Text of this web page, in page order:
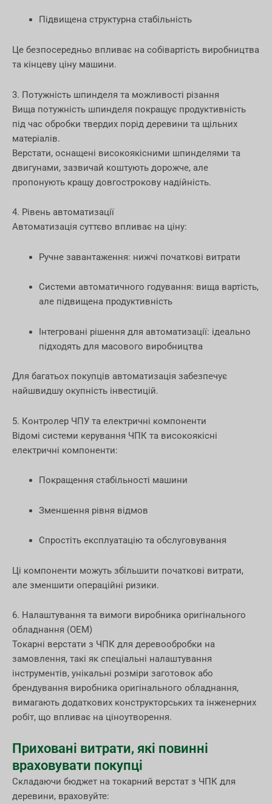
Підвищена структурна стабільність
Це безпосередньо впливає на собівартість виробництва
та кінцеву ціну машини.
3. Потужність шпинделя та можливості різання
Вища потужність шпинделя покращує продуктивність
під час обробки твердих порід деревини та щільних
матеріалів.
Верстати, оснащені високоякісними шпинделями та
двигунами, зазвичай коштують дорожче, але
пропонують кращу довгострокову надійність.
4. Рівень автоматизації
Автоматизація суттєво впливає на ціну:
Ручне завантаження: нижчі початкові витрати
Системи автоматичного годування: вища вартість,
але підвищена продуктивність
Інтегровані рішення для автоматизації: ідеально
підходять для масового виробництва
Для багатьох покупців автоматизація забезпечує
найшвидшу окупність інвестицій.
5. Контролер ЧПУ та електричні компоненти
Відомі системи керування ЧПК та високоякісні
електричні компоненти:
Покращення стабільності машини
Зменшення рівня відмов
Спростіть експлуатацію та обслуговування
Ці компоненти можуть збільшити початкові витрати,
але зменшити операційні ризики.
6. Налаштування та вимоги виробника оригінального
обладнання (OEM)
Токарні верстати з ЧПК для деревообробки на
замовлення, такі як спеціальні налаштування
інструментів, унікальні розміри заготовок або
брендування виробника оригінального обладнання,
вимагають додаткових конструкторських та інженерних
робіт, що впливає на ціноутворення.
Приховані витрати, які повинні
враховувати покупці
Складаючи бюджет на токарний верстат з ЧПК для
деревини, враховуйте: